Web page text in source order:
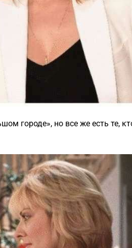
городе», но все же есть те,